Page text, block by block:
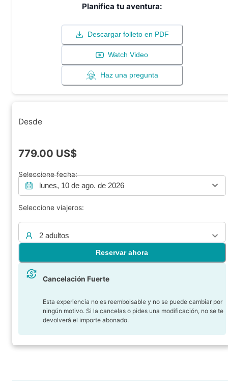
Planifica tu aventura:
Descargar folleto en PDF
Watch Video
Haz una pregunta
Desde
779.00 US$
Seleccione fecha:
lunes, 10 de ago. de 2026
Seleccione viajeros:
2 adultos
Reservar ahora
Cancelación Fuerte
Esta experiencia no es reembolsable y no se puede cambiar por
ningún motivo. Si la cancelas o pides una modificación, no se te
devolverá el importe abonado.